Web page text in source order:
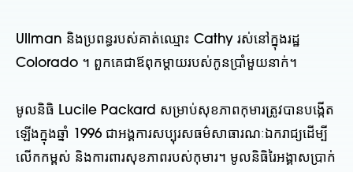
Ullman និងប្រពន្ធរបស់គាត់ឈ្មោះ Cathy រស់នៅក្នុងរដ្ឋ
Colorado ។ ពួកគេជាឪពុកម្តាយរបស់កូនប្រាំមួយនាក់។
មូលនិធិ Lucile Packard សម្រាប់សុខភាពកុមារត្រូវបានបង្កើត
ឡើងក្នុងឆ្នាំ 1996 ជាអង្គការសប្បុរសធម៌សាធារណៈឯករាជ្យដើម្បី
លើកកម្ពស់ និងការពារសុខភាពរបស់កុមារ។ មូលនិធិរៃអង្គាសប្រាក់